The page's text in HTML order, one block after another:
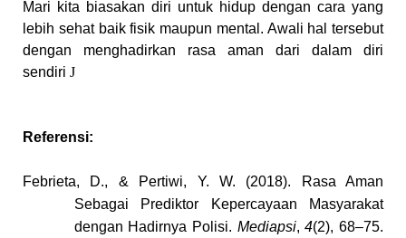
Mari kita biasakan diri untuk hidup dengan cara yang
lebih sehat baik fisik maupun mental. Awali hal tersebut
dengan menghadirkan rasa aman dari dalam diri
sendiri J
Referensi:
Febrieta, D., & Pertiwi, Y. W. (2018). Rasa Aman
Sebagai Prediktor Kepercayaan Masyarakat
dengan Hadirnya Polisi. Mediapsi,4(2), 68–75.